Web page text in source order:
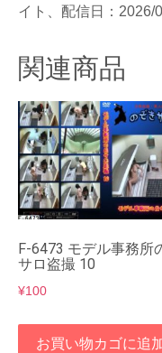
イト、配信日：2026/
関連商品
F-6473 モデル事務所
サロ盗撮 10
¥100
お買い物カゴに追